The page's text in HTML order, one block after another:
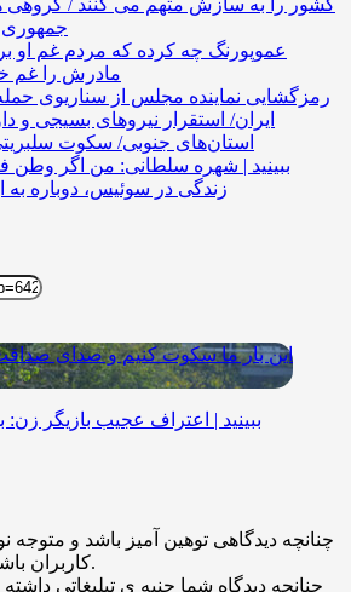
کشور را به سازش متهم می کنند / گروهی
جمهوری
عموپورنگ چه کرده که مردم غم او
مادرش را غم
رمزگشایی نماینده مجلس از سناریوی
ایران/ استقرار نیروهای بسیجی و
استان‌های جنوبی/ سکوت
ببینید | شهره سلطانی: من اگر وطن
زندگی در سوئیس، دوباره به
این بار ما سکوت کنیم و صدای
ببینید | اعتراف عجیب بازیگر
کاربران باشد تایید نخواهد شد.